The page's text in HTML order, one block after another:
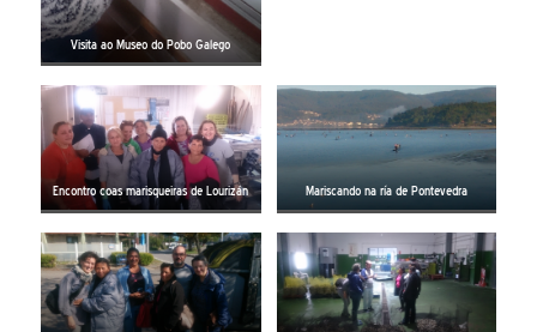
Visita ao Museo do Pobo Galego
Encontro coas marisqueiras de Lourizán Mariscando na ría de Pontevedra